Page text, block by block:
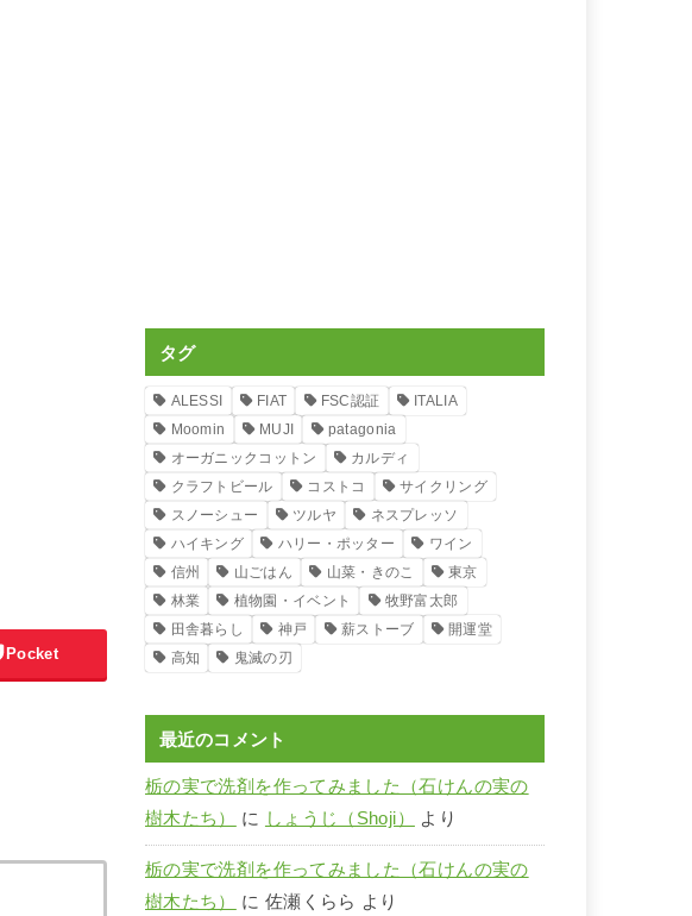
Pocket
タグ
ALESSI FIAT FSC認証
ITALIA
Moomin
MUJI
patagonia
オーガニックコットン
カルディ
クラフトビール
コストコ
サイクリング
スノーシュー
ツルヤ
ネスプレッソ
ハイキング
ハリー・ポッター
ワイン
信州
山ごはん 山菜・きのこ
東京
林業
植物園・イベント
牧野富太郎
田舎暮らし
神戸 薪ストーブ
開運堂
高知
鬼滅の刃
最近のコメント
栃の実で洗剤を作ってみました（石けんの実の
樹木たち）
に しょうじ（Shoji） より
栃の実で洗剤を作ってみました（石けんの実の
樹木たち）
に 佐瀬くらら より